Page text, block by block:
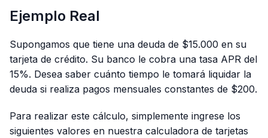
Ejemplo Real
Supongamos que tiene una deuda de $15.000 en su
tarjeta de crédito. Su banco le cobra una tasa APR del
15%. Desea saber cuánto tiempo le tomará liquidar la
deuda si realiza pagos mensuales constantes de $200.
Para realizar este cálculo, simplemente ingrese los
siguientes valores en nuestra calculadora de tarjetas